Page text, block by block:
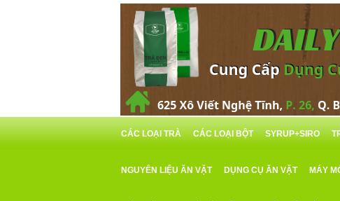
CÁC LOẠI TRÀ CÁC LOẠI BỘT SYRUP+SIRO
NGUYÊN LIỆU ĂN VẶT DỤNG CỤ ĂN VẶT MÁY